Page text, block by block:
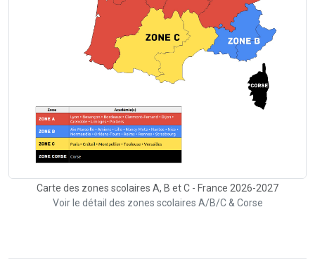
Carte des zones scolaires A, B et C - France 2026-2027
Voir le détail des zones scolaires A/B/C & Corse